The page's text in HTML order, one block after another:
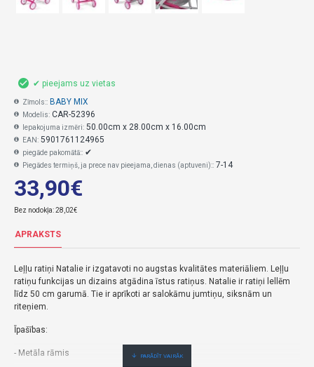
33,90€
Bez nodokļa: 28,02€
✔ pieejams uz vietas
Zīmols:: BABY MIX
Modelis: CAR-52396
Iepakojuma izmēri: 50.00cm x 28.00cm x 16.00cm
EAN: 5901761124965
piegāde pakomātā:: ✔
Piegādes termiņš, ja prece nav pieejama, dienas (aptuveni):: 7-14
APRAKSTS
Leļļu ratiņi Natalie ir izgatavoti no augstas kvalitātes materiāliem. Leļļu
ratiņu funkcijas un dizains atgādina īstus ratiņus. Natalie ir ratiņi lellēm
līdz 50 cm garumā. Tie ir aprīkoti ar salokāmu jumtiņu, siksnām un
riteņiem.
Īpašības:
- Metāla rāmis